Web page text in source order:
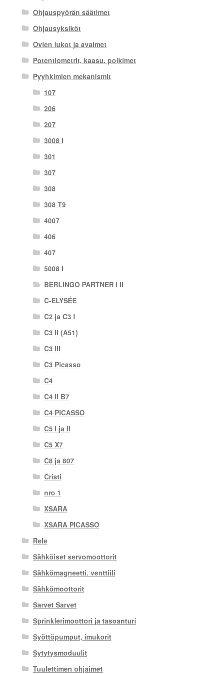
Ohjauspyörän säätimet
Ohjausyksiköt
Ovien lukot ja avaimet
Potentiometrit, kaasu. polkimet
Pyyhkimien mekanismit
107
206
207
3008 I
301
307
308
308 T9
4007
406
407
5008 I
BERLINGO PARTNER I II
C-ELYSÉE
C2 ja C3 I
C3 II (A51)
C3 III
C3 Picasso
C4
C4 II B7
C4 PICASSO
C5 I ja II
C5 X7
C8 ja 807
Cristi
nro 1
XSARA
XSARA PICASSO
Rele
Sähköiset servomoottorit
Sähkömagneetti. venttiili
Sähkömoottorit
Sarvet Sarvet
Sprinklerimoottori ja tasoanturi
Syöttöpumput, imukorit
Sytytysmoduulit
Tuulettimen ohjaimet